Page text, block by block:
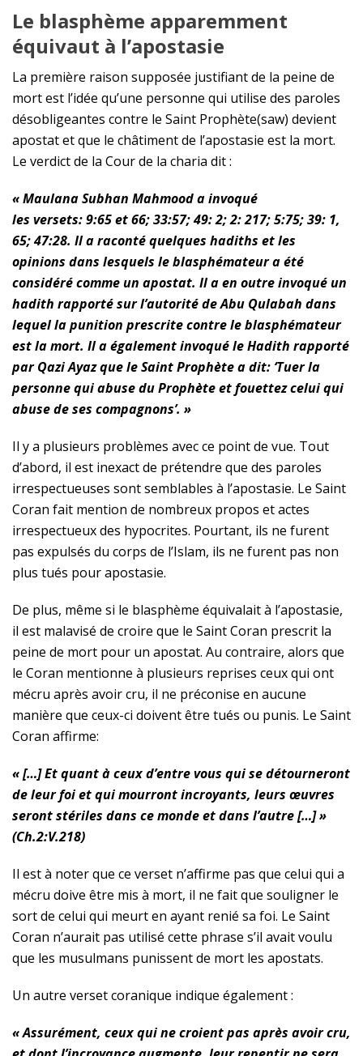
Le blasphème apparemment
équivaut à l’apostasie
La première raison supposée justifiant de la peine de
mort est l’idée qu’une personne qui utilise des paroles
désobligeantes contre le Saint Prophète(saw) devient
apostat et que le châtiment de l’apostasie est la mort.
Le verdict de la Cour de la charia dit :
« Maulana Subhan Mahmood a invoqué
les versets: 9:65 et 66; 33:57; 49: 2; 2: 217; 5:75; 39: 1,
65; 47:28. Il a raconté quelques hadiths et les
opinions dans lesquels le blasphémateur a été
considéré comme un apostat. Il a en outre invoqué un
hadith rapporté sur l’autorité de Abu Qulabah dans
lequel la punition prescrite contre le blasphémateur
est la mort. Il a également invoqué le Hadith rapporté
par Qazi Ayaz que le Saint Prophète a dit: ‘Tuer la
personne qui abuse du Prophète et fouettez celui qui
abuse de ses compagnons’. »
Il y a plusieurs problèmes avec ce point de vue. Tout
d’abord, il est inexact de prétendre que des paroles
irrespectueuses sont semblables à l’apostasie. Le Saint
Coran fait mention de nombreux propos et actes
irrespectueux des hypocrites. Pourtant, ils ne furent
pas expulsés du corps de l’Islam, ils ne furent pas non
plus tués pour apostasie.
De plus, même si le blasphème équivalait à l’apostasie,
il est malavisé de croire que le Saint Coran prescrit la
peine de mort pour un apostat. Au contraire, alors que
le Coran mentionne à plusieurs reprises ceux qui ont
mécru après avoir cru, il ne préconise en aucune
manière que ceux-ci doivent être tués ou punis. Le Saint
Coran affirme:
« […] Et quant à ceux d’entre vous qui se détourneront
de leur foi et qui mourront incroyants, leurs œuvres
seront stériles dans ce monde et dans l’autre […] »
(Ch.2:V.218)
Il est à noter que ce verset n’affirme pas que celui qui a
mécru doive être mis à mort, il ne fait que souligner le
sort de celui qui meurt en ayant renié sa foi. Le Saint
Coran n’aurait pas utilisé cette phrase s’il avait voulu
que les musulmans punissent de mort les apostats.
Un autre verset coranique indique également :
« Assurément, ceux qui ne croient pas après avoir cru,